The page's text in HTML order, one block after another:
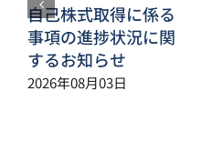
自己株式取得に係る
事項の進捗状況に関
するお知らせ
2026年08月03日